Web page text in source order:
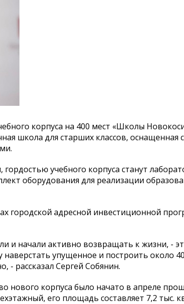
корпуса на 400 мест «Школы
школа для старших классов, оснащенная
учебного корпуса станут
оборудования для реализации
городской адресной инвестиционной
и начали активно возвращать к жизни, -
упущенное и построить около
- рассказал Сергей Собянин.
нового корпуса было начато в апреле
его площадь составляет 7,2 тыс.